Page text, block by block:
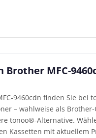
Brother MFC-
9460cdn finden Sie bei
– wahlweise als
tonoo®-Alternative.
Kassetten mit aktuellem